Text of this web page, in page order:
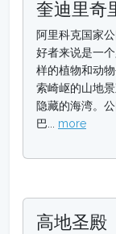
奎迪里奇
阿里科克国家
好者来说是一
样的植物和动
索崎岖的山地
隐藏的海湾。
巴... more
高地圣殿